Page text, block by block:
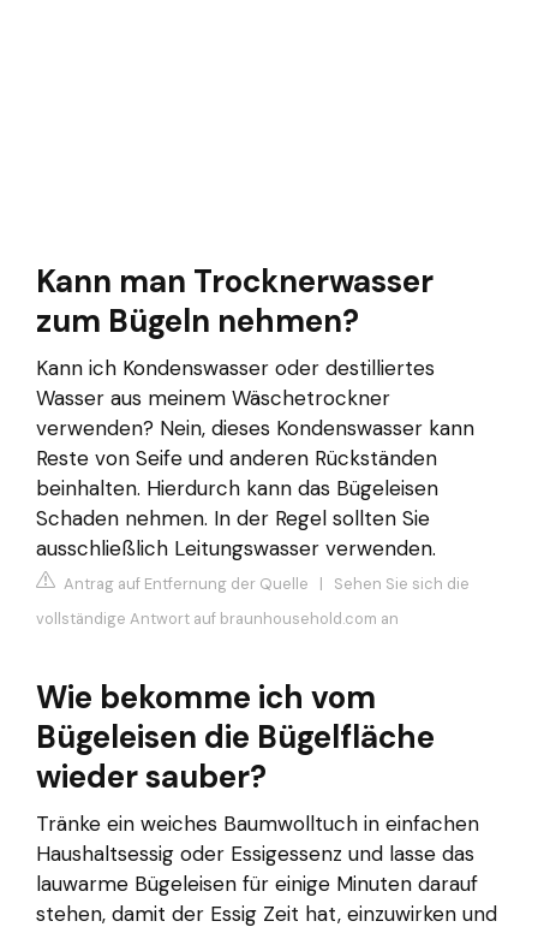
Kann man Trocknerwasser
zum Bügeln nehmen?
Kann ich Kondenswasser oder destilliertes
Wasser aus meinem Wäschetrockner
verwenden? Nein, dieses Kondenswasser kann
Reste von Seife und anderen Rückständen
beinhalten. Hierdurch kann das Bügeleisen
Schaden nehmen. In der Regel sollten Sie
ausschließlich Leitungswasser verwenden.
Antrag auf Entfernung der Quelle | Sehen Sie sich die
vollständige Antwort auf braunhousehold.com an
Wie bekomme ich vom
Bügeleisen die Bügelfläche
wieder sauber?
Tränke ein weiches Baumwolltuch in einfachen
Haushaltsessig oder Essigessenz und lasse das
lauwarme Bügeleisen für einige Minuten darauf
stehen, damit der Essig Zeit hat, einzuwirken und